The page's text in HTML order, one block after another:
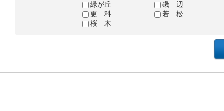
緑が丘
磯 辺
更 科
若 松
桜 木